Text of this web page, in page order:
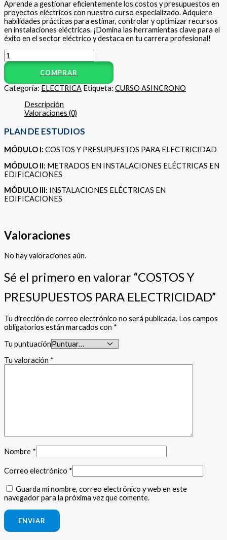
Aprende a gestionar eficientemente los costos y presupuestos en
proyectos eléctricos con nuestro curso especializado. Adquiere
habilidades prácticas para estimar, controlar y optimizar recursos
en instalaciones eléctricas. ¡Domina las herramientas clave para el
éxito en el sector eléctrico y destaca en tu carrera profesional!
COMPRAR
Categoría: ELECTRICA Etiqueta: CURSO ASINCRONO
Descripción
Valoraciones (0)
PLAN DE ESTUDIOS
MÓDULO I: COSTOS Y PRESUPUESTOS PARA ELECTRICIDAD
MÓDULO II: METRADOS EN INSTALACIONES ELÉCTRICAS EN
EDIFICACIONES
MÓDULO III: INSTALACIONES ELÉCTRICAS EN
EDIFICACIONES
Valoraciones
No hay valoraciones aún.
Sé el primero en valorar “COSTOS Y
PRESUPUESTOS PARA ELECTRICIDAD”
Tu dirección de correo electrónico no será publicada. Los campos
obligatorios están marcados con *
Tu puntuación
Tu valoración *
Nombre *
Correo electrónico *
Guarda mi nombre, correo electrónico y web en este
navegador para la próxima vez que comente.